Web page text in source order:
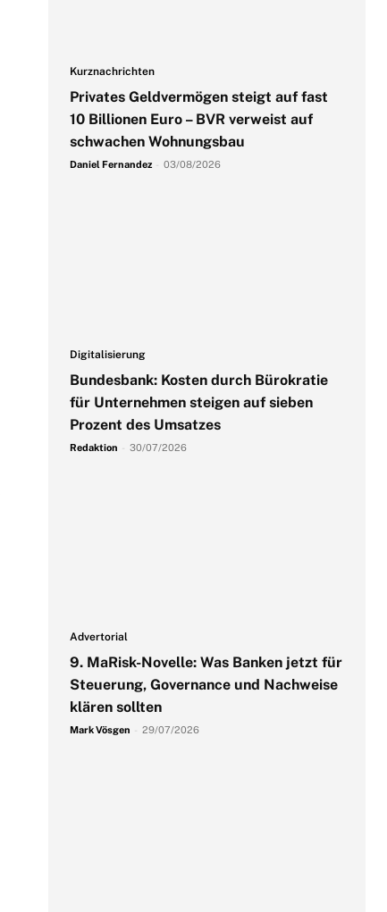
Kurznachrichten
Privates Geldvermögen steigt auf fast
10 Billionen Euro – BVR verweist auf
schwachen Wohnungsbau
Daniel Fernandez 03/08/2026
Digitalisierung
Bundesbank: Kosten durch Bürokratie
für Unternehmen steigen auf sieben
Prozent des Umsatzes
Redaktion 30/07/2026
Advertorial
9. MaRisk-Novelle: Was Banken jetzt für
Steuerung, Governance und Nachweise
klären sollten
Mark Vösgen 29/07/2026